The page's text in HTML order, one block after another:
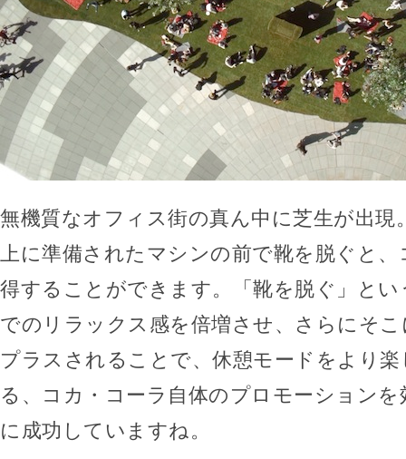
無機質なオフィス街の真ん中に芝生が出現
上に準備されたマシンの前で靴を脱ぐと
得することができます。「靴を脱ぐ」とい
でのリラックス感を倍増させ、さらにそ
プラスされることで、休憩モードをより
る、コカ・コーラ自体のプロモーション
に成功していますね。